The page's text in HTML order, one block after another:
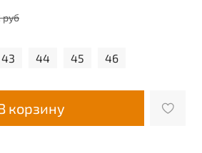
руб
43 44 45 46
корзину